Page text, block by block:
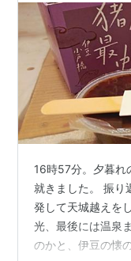
16時57分。夕暮れ
就きました。 振り
発して天城越えを
光、最後には温泉
のかと、伊豆の懐